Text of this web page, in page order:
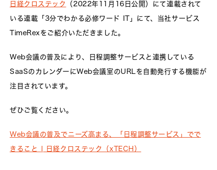
日経クロステック （2022年11月16日公開）にて連載されて
いる連載「3分でわかる必修ワード IT」にて、当社サービス
TimeRexをご紹介いただきました。
Web会議の普及により、日程調整サービスと連携している
SaaSのカレンダーにWeb会議室のURLを自動発行する機能が
注目されています。
ぜひご覧ください。
Web会議の普及でニーズ高まる、「日程調整サービス」でで
きること | 日経クロステック（xTECH）